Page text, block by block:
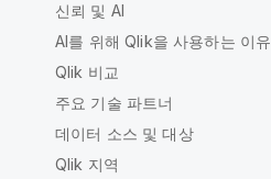
신뢰 및 AI
AI를 위해 Qlik을 사용하는 이유
Qlik 비교
주요 기술 파트너
데이터 소스 및 대상
Qlik 지역